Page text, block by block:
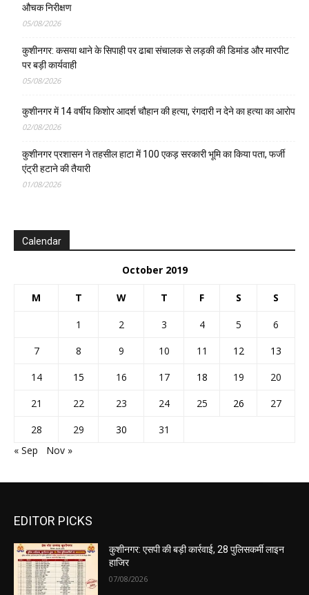
औचक निरीक्षण
05/08/2026
कुशीनगर: कसया थाने के सिपाही पर ढाबा संचालक से लड़की की डिमांड और मारपीट
पर बड़ी कार्यवाही
05/08/2026
कुशीनगर में 14 वर्षीय किशोर आदर्श चौहान की हत्या, रंगदारी न देने का हत्या का आरोप
02/08/2026
कुशीनगर प्रशासन ने तहसील हाटा में 100 एकड़ सरकारी भूमि का किया पता, फर्जी
एंट्री हटाने की तैयारी
01/08/2026
Calendar
October 2019
M T W T F S S
1 2 3 4 5
6
7
8 9 10 11 12
13
14
15 16 17 18 19
20
21
22 23 24 25 26
27
28
29 30
31
« Sep
Nov »
EDITOR PICKS
कुशीनगर: एसपी की बड़ी कार्रवाई, 28 पुलिसकर्मी लाइन
हाजिर
07/08/2026